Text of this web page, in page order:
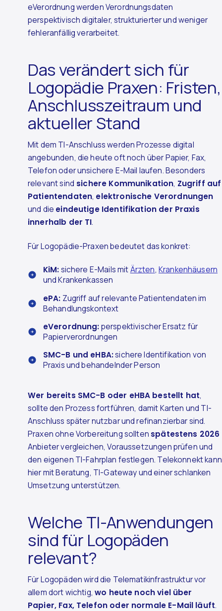
eVerordnung werden Verordnungsdaten
perspektivisch digitaler, strukturierter und weniger
fehleranfällig verarbeitet.
Das verändert sich für
Logopädie Praxen: Fristen,
Anschlusszeitraum und
aktueller Stand
Mit dem TI-Anschluss werden Prozesse digital
angebunden, die heute oft noch über Papier, Fax,
Telefon oder unsichere E-Mail laufen. Besonders
relevant sind sichere Kommunikation, Zugriff auf
Patientendaten, elektronische Verordnungen
und die eindeutige Identifikation der Praxis
innerhalb der TI.
Für Logopädie-Praxen bedeutet das konkret:
KiM:sichere E-Mails mitÄrzten, Krankenhäusern
und Krankenkassen
ePA: Zugriff auf relevante Patientendaten im
Behandlungskontext
eVerordnung:perspektivischer Ersatz für
Papierverordnungen
SMC-B und eHBA:sichere Identifikation von
Praxis und behandelnder Person
Wer bereits SMC-B oder eHBA bestellt hat,
sollte den Prozess fortführen, damit Karten und TI-
Anschluss später nutzbar und refinanzierbar sind.
Praxen ohne Vorbereitung sollten spätestens 2026
Anbieter vergleichen, Voraussetzungen prüfen und
den eigenen TI-Fahrplan festlegen. Telekonnekt kann
hier mit Beratung, TI-Gateway und einer schlanken
Umsetzung unterstützen.
Welche TI-Anwendungen
sind für Logopäden
relevant?
Für Logopäden wird die Telematikinfrastruktur vor
allem dort wichtig,wo heute noch viel über
Papier, Fax, Telefon oder normale E-Mail läuft.